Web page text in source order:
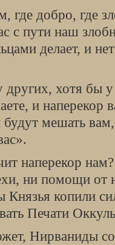
где добро, где
с пути наш
делает, и
хотя бы
и наперекор
мешать
наперекор
ни помощи от
копили
Печати
Нирваниды